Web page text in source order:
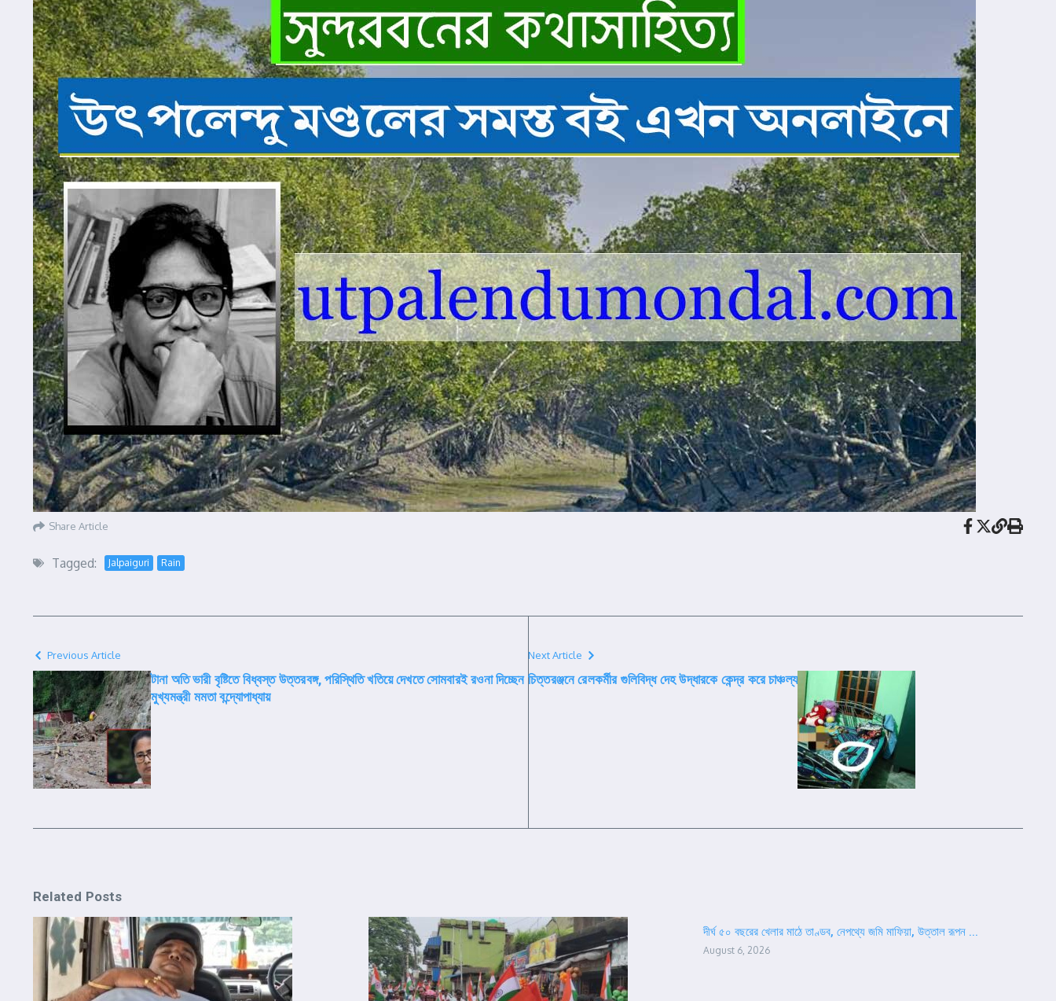
Share Article
Tagged: Jalpaiguri Rain
Previous Article
টানা অতি ভারী বৃষ্টিতে বিধ্বস্ত উত্তরবঙ্গ, পরিস্থিতি খতিয়ে দেখতে সোমবারই রওনা দিচ্ছেন
মুখ্যমন্ত্রী মমতা বন্দ্যোপাধ্যায়
Next Article
চিত্তরঞ্জনে রেলকর্মীর গুলিবিদ্ধ দেহ উদ্ধারকে কেন্দ্র করে চাঞ্চল্য
Related Posts
দীর্ঘ ৫০ বছরের খেলার মাঠে তাণ্ডব, নেপথ্যে জমি মাফিয়া, উত্তাল রূপন ...
August 6, 2026